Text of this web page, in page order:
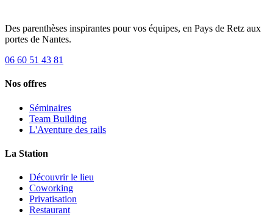
Des parenthèses inspirantes pour vos équipes, en Pays de Retz aux
portes de Nantes.
06 60 51 43 81
Nos offres
Séminaires
Team Building
L'Aventure des rails
La Station
Découvrir le lieu
Coworking
Privatisation
Restaurant